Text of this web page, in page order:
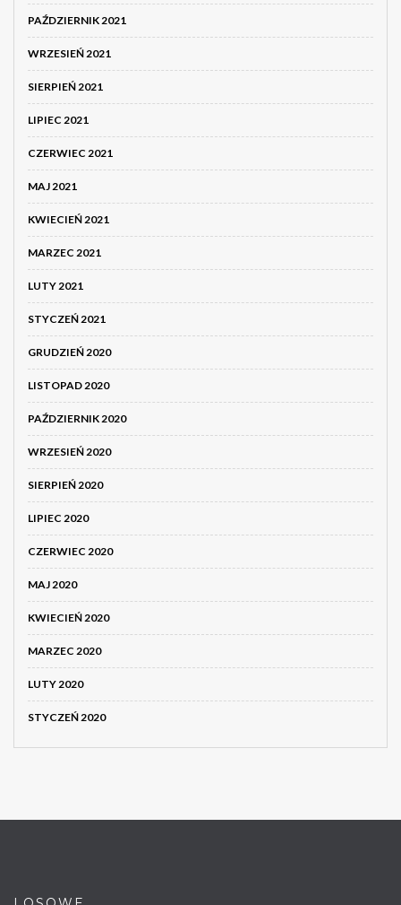
PAŹDZIERNIK 2021
WRZESIEŃ 2021
SIERPIEŃ 2021
LIPIEC 2021
CZERWIEC 2021
MAJ 2021
KWIECIEŃ 2021
MARZEC 2021
LUTY 2021
STYCZEŃ 2021
GRUDZIEŃ 2020
LISTOPAD 2020
PAŹDZIERNIK 2020
WRZESIEŃ 2020
SIERPIEŃ 2020
LIPIEC 2020
CZERWIEC 2020
MAJ 2020
KWIECIEŃ 2020
MARZEC 2020
LUTY 2020
STYCZEŃ 2020